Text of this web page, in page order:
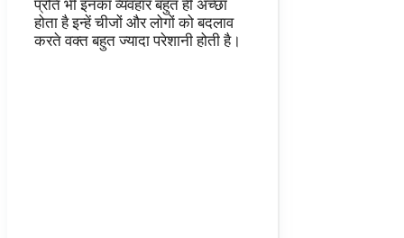
प्रति भी इनका व्यवहार बहुत ही अच्छा
होता है इन्हें चीजों और लोगों को बदलाव
करते वक्त बहुत ज्यादा परेशानी होती है।